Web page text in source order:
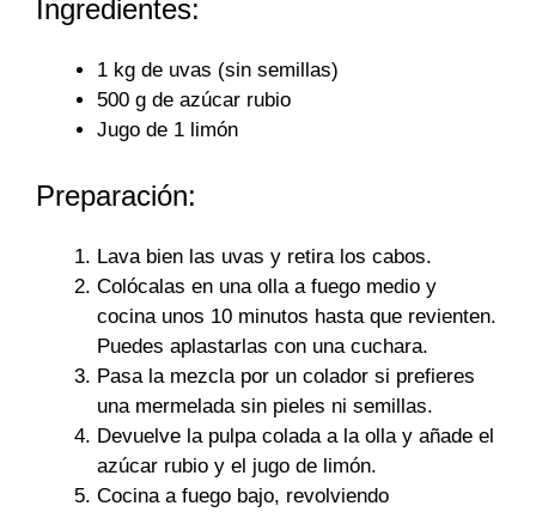
Ingredientes:
1 kg de uvas (sin semillas)
500 g de azúcar rubio
Jugo de 1 limón
Preparación:
Lava bien las uvas y retira los cabos.
Colócalas en una olla a fuego medio y
cocina unos 10 minutos hasta que revienten.
Puedes aplastarlas con una cuchara.
Pasa la mezcla por un colador si prefieres
una mermelada sin pieles ni semillas.
Devuelve la pulpa colada a la olla y añade el
azúcar rubio y el jugo de limón.
Cocina a fuego bajo, revolviendo